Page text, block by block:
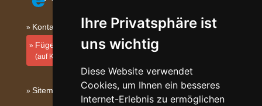
Ihre Privatsphäre ist
uns wichtig
Diese Website verwendet
Cookies, um Ihnen ein besseres
Internet-Erlebnis zu ermöglichen
Kontakt
Fügen Sie Ihre Unterkunft hinzu
(auf Kroatisch)
Sitemap